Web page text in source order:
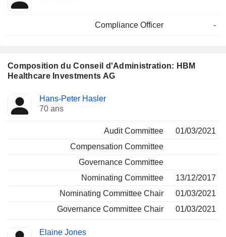
Compliance Officer -
Composition du Conseil d'Administration: HBM
Healthcare Investments AG
Administrateur Comités
Hans-Peter Hasler
70 ans
Audit Committee
01/03/2021
Compensation Committee
Governance Committee
Nominating Committee
13/12/2017
Nominating Committee Chair
01/03/2021
Governance Committee Chair
01/03/2021
Elaine Jones